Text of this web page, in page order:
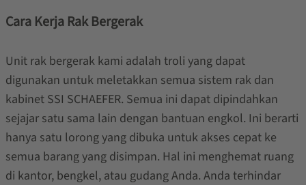
Cara Kerja Rak Bergerak
Unit rak bergerak kami adalah troli yang dapat
digunakan untuk meletakkan semua sistem rak dan
kabinet SSI SCHAEFER. Semua ini dapat dipindahkan
sejajar satu sama lain dengan bantuan engkol. Ini berarti
hanya satu lorong yang dibuka untuk akses cepat ke
semua barang yang disimpan. Hal ini menghemat ruang
di kantor, bengkel, atau gudang Anda. Anda terhindar